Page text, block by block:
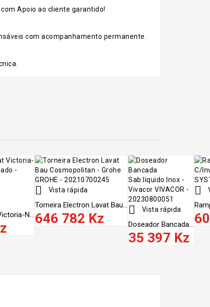
Apoio ao cliente garantido!
com acompanhamento permanente.
N...
 Vista rápida
Torneira Electron Lavat Bau...
646 782 Kz
 Vista rápida
Doseador Bancada...
35 397 Kz
